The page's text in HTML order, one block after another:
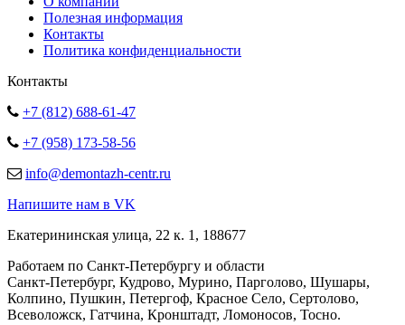
Полезная информация
Контакты
Политика конфиденциальности
Контакты
+7 (812) 688-61-47
+7 (958) 173-58-56
info@demontazh-centr.ru
Напишите нам в VK
Екатерининская улица, 22 к. 1, 188677
Работаем по Санкт-Петербургу и области
Санкт-Петербург, Кудрово, Мурино, Парголово, Шушары,
Колпино, Пушкин, Петергоф, Красное Село, Сертолово,
Всеволожск, Гатчина, Кронштадт, Ломоносов, Тосно.